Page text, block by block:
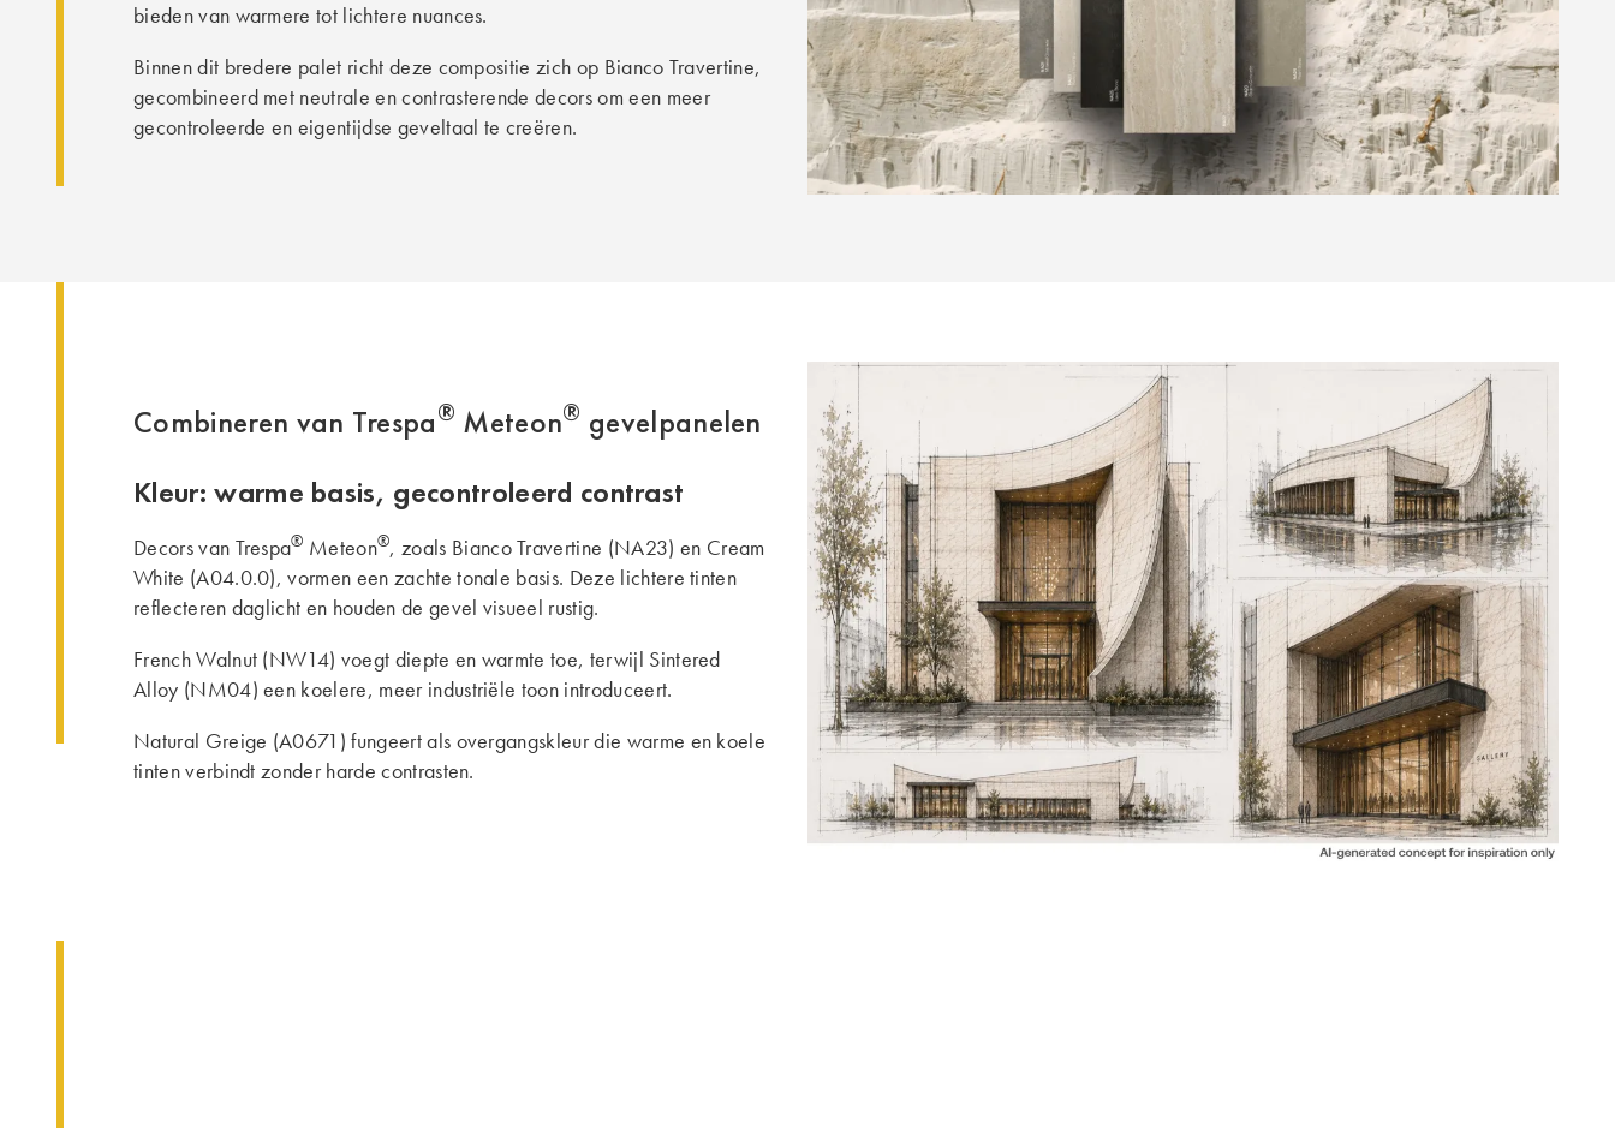
bieden van warmere tot lichtere nuances.
Binnen dit bredere palet richt deze compositie zich op Bianco Travertine,
gecombineerd met neutrale en contrasterende decors om een meer
gecontroleerde en eigentijdse geveltaal te creëren.
Combineren van Trespa® Meteon® gevelpanelen
Kleur: warme basis, gecontroleerd contrast
Decors van Trespa® Meteon®, zoals Bianco Travertine (NA23) en Cream
White (A04.0.0), vormen een zachte tonale basis. Deze lichtere tinten
reflecteren daglicht en houden de gevel visueel rustig.
French Walnut (NW14) voegt diepte en warmte toe, terwijl Sintered
Alloy (NM04) een koelere, meer industriële toon introduceert.
Natural Greige (A0671) fungeert als overgangskleur die warme en koele
tinten verbindt zonder harde contrasten.